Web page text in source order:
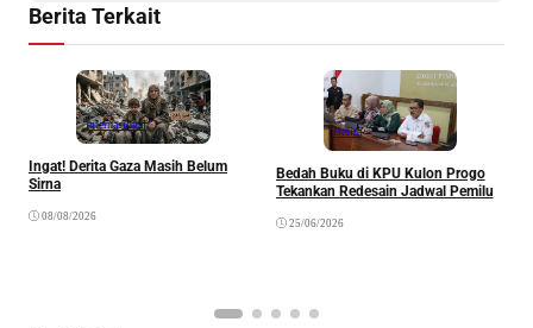
Berita Terkait
Internasional
Ingat! Derita Gaza Masih Belum
Sirna
08/08/2026
Berita
Bedah Buku di KPU Kulon Progo
Tekankan Redesain Jadwal Pemilu
25/06/2026